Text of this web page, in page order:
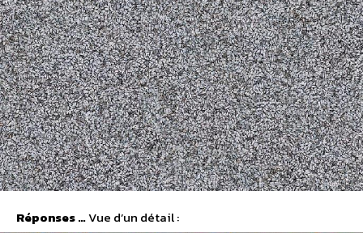
Réponses …Vue d’un détail :